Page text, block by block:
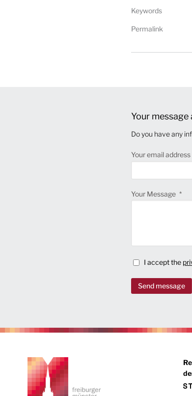
Keywords
Permalink
Your
Do you have any
Your email address
Your Message
I accept the
Send message